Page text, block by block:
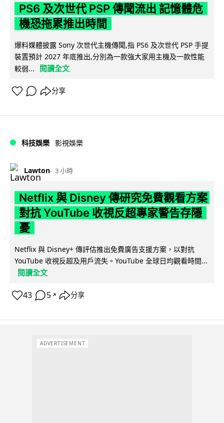
PS6 及次世代 PSP 傳聞流出 記憶體危
機恐拖累推出時間
爆料媒體披露 Sony 次世代主機傳聞,指 PS6 及次世代 PSP 手提
裝置預計 2027 年底推出,分別為一款強大家用主機及一款性能
較弱...
閱讀全文
分享
科技娛樂 影視娛樂
Lawton 3 小時
Netflix 與 Disney 傳研究免費觀看方案
對抗 YouTube 收視反超專家警告存隱
憂
Netflix 與 Disney+ 傳評估推出免費廣告支援方案，以對抗
YouTube 收視反超及用戶流失。YouTube 全球日均觀看時間...
閱讀全文
43 5 ↗ 分享
ADVERTISEMENT